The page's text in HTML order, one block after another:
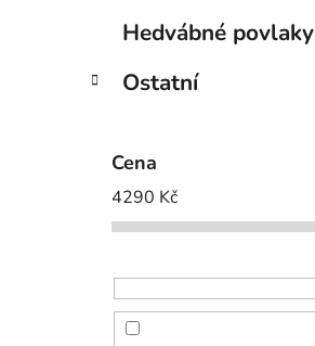
Hedvábné povlaky
Ostatní
Cena
4290 Kč